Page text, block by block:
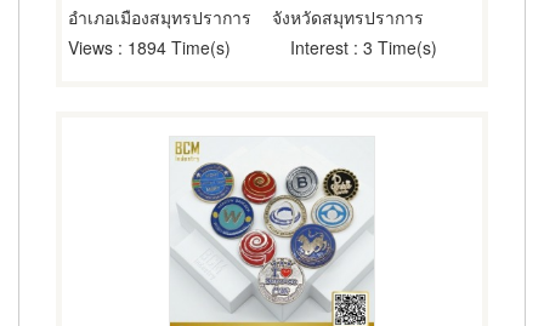
อำเภอเมืองสมุทรปราการ
จังหวัดสมุทรปราการ
Views : 1894 Time(s) Interest : 3 Time(s)